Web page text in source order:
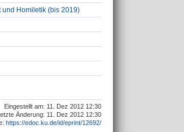
Homiletik (bis 2019)
Eingestellt am: 11. Dez 2012 12:30
Änderung: 11. Dez 2012 12:30
https://edoc.ku.de/id/eprint/12692/